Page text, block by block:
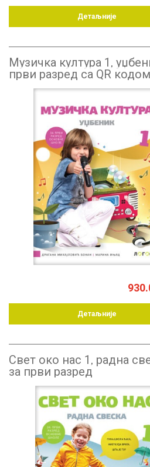
Детаљније
Музичка култура 1,
први разред са QR кодом
Детаљније
Свет око нас 1, радна
за први разред